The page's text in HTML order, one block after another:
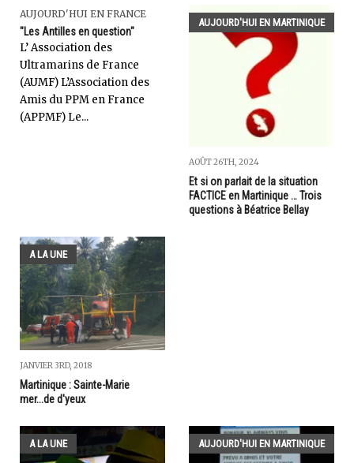
AUJOURD'HUI EN FRANCE
"Les Antilles en question"
L’ Association des
Ultramarins de France
(AUMF) L’Association des
Amis du PPM en France
(APPMF) Le...
AUJOURD'HUI EN MARTINIQUE
AOÛT 26TH, 2024
Et si on parlait de la situation
FACTICE en Martinique … Trois
questions à Béatrice Bellay
A LA UNE
JANVIER 3RD, 2018
Martinique : Sainte-Marie
mer...de d'yeux
A LA UNE AUJOURD'HUI EN MARTINIQUE